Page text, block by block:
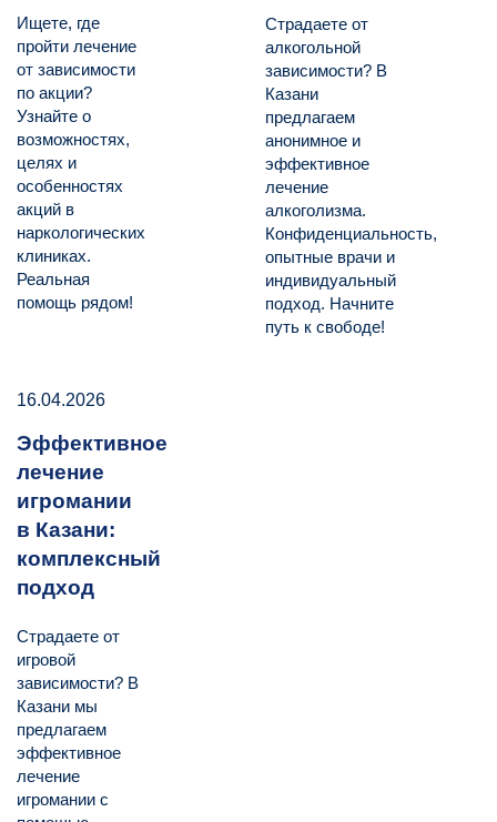
Ищете, где
пройти лечение
от зависимости
по акции?
Узнайте о
возможностях,
целях и
особенностях
акций в
наркологических
клиниках.
Реальная
помощь рядом!
Страдаете от
алкогольной
зависимости? В
Казани
предлагаем
анонимное и
эффективное
лечение
алкоголизма.
Конфиденциальность,
опытные врачи и
индивидуальный
подход. Начните
путь к свободе!
16.04.2026
Эффективное
лечение
игромании
в Казани:
комплексный
подход
Страдаете от
игровой
зависимости? В
Казани мы
предлагаем
эффективное
лечение
игромании с